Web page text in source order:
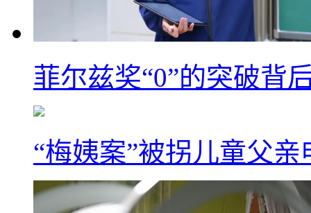
菲尔兹奖“0”的突破背
“梅姨案”被拐儿童父